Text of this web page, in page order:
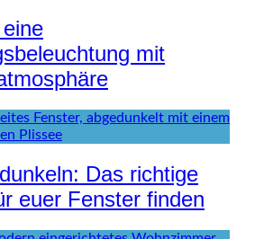
mit
Das richtige
euer Fenster finden